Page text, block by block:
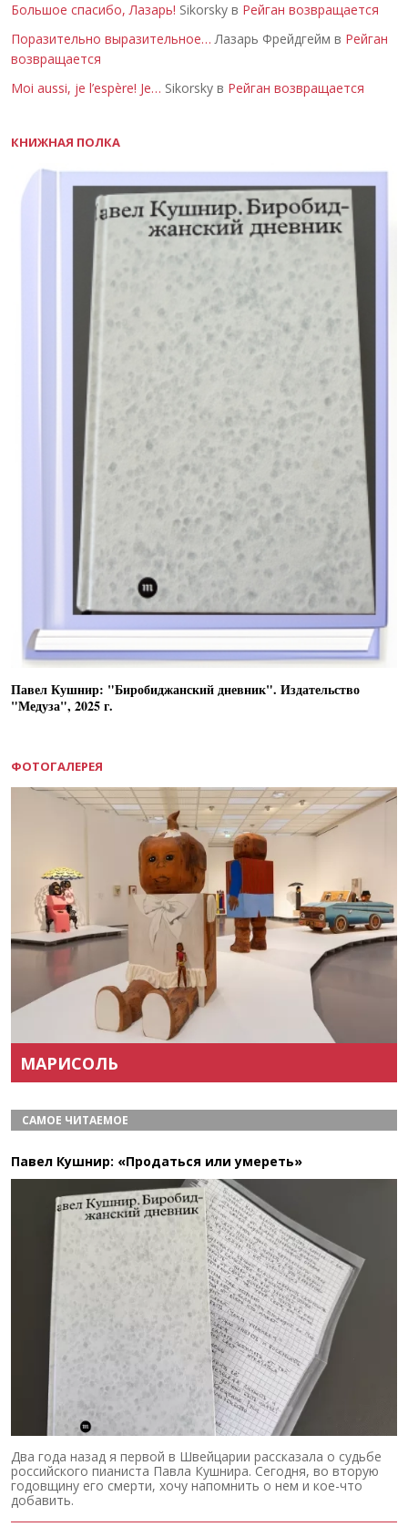
Большое спасибо, Лазарь! Sikorsky в Рейган возвращается
Поразительно выразительное… Лазарь Фрейдгейм в Рейган
возвращается
Moi aussi, je l’espère! Je… Sikorsky в Рейган возвращается
КНИЖНАЯ ПОЛКА
Павел Кушнир: "Биробиджанский дневник". Издательство
"Медуза", 2025 г.
ФОТОГАЛЕРЕЯ
МАРИСОЛЬ
САМОЕ ЧИТАЕМОЕ
Павел Кушнир: «Продаться или умереть»
Два года назад я первой в Швейцарии рассказала о судьбе
российского пианиста Павла Кушнира. Сегодня, во вторую
годовщину его смерти, хочу напомнить о нем и кое-что
добавить.